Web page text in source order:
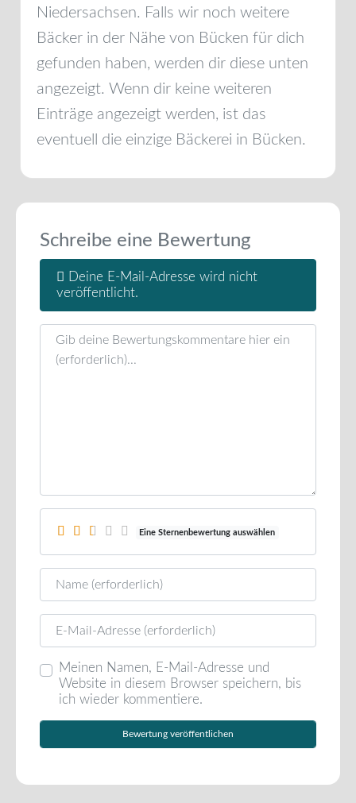
Niedersachsen. Falls wir noch weitere
Bäcker in der Nähe von Bücken für dich
gefunden haben, werden dir diese unten
angezeigt. Wenn dir keine weiteren
Einträge angezeigt werden, ist das
eventuell die einzige Bäckerei in Bücken.
Schreibe eine Bewertung
Deine E-Mail-Adresse wird nicht
veröffentlicht.
Rezensionstext
Eine Sternenbewertung auswählen
Name
E-Mail
Meinen Namen, E-Mail-Adresse und
Website in diesem Browser speichern, bis
ich wieder kommentiere.